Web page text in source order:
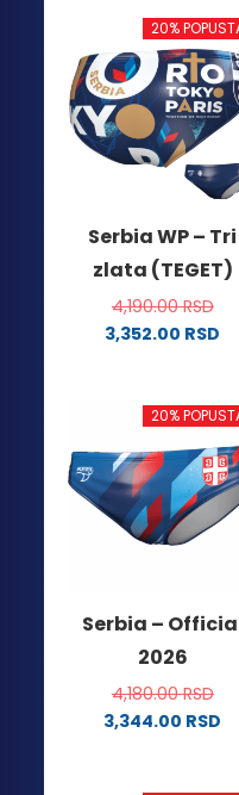
20%
Serbia WP – Tri
zlata (TEGET)
4,190.00RSD
3,352.00 RSD
ima
varijanti.
Opcije
mogu
biti
stranici
proizvoda.
20%
Serbia –
2026
4,180.00RSD
3,344.00 RSD